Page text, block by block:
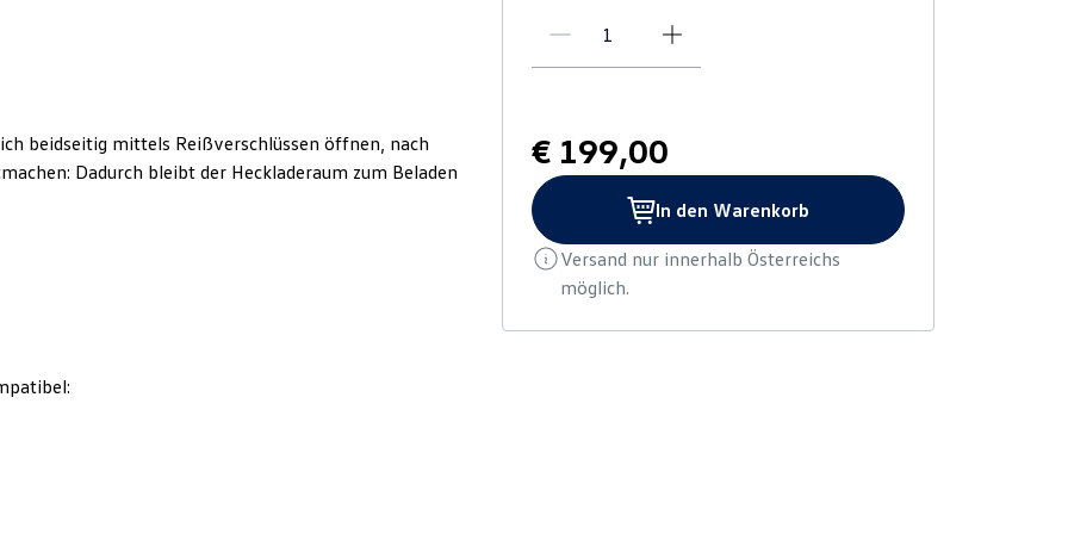
beidseitig mittels Reißverschlüssen öffnen, nach
Dadurch bleibt der Heckladeraum zum Beladen
€ 199,00
In den Warenkorb
Versand nur innerhalb Österreichs
möglich.